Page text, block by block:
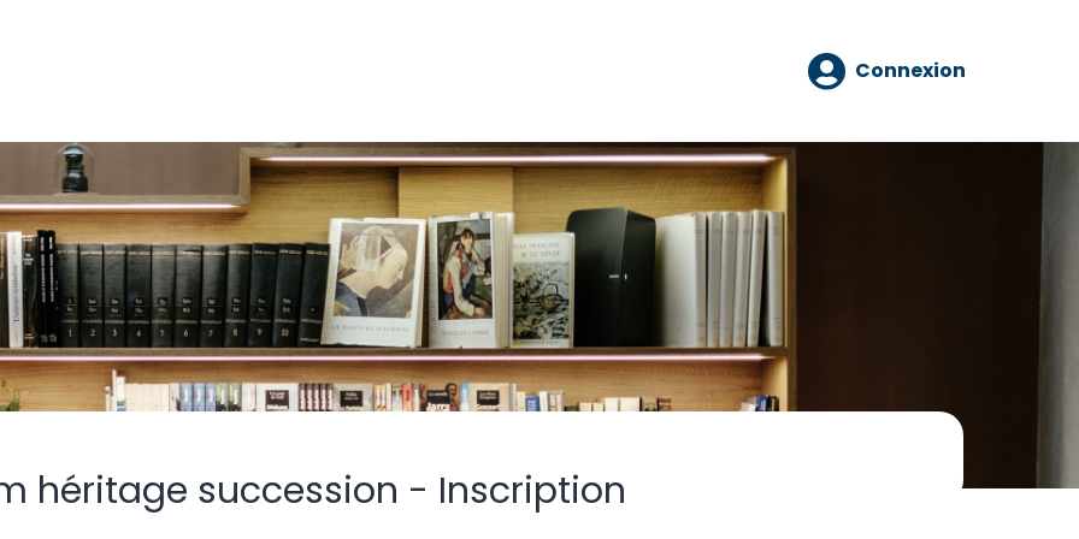
Connexion
héritage succession - Inscription